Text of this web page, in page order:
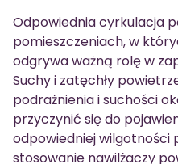
Odpowiednia cyrkulacja
pomieszczeniach, w
odgrywa ważną rolę w
Suchy i zatęchły
podrażnienia i suchości
przyczynić się do
odpowiedniej wilgotności
stosowanie nawilżaczy